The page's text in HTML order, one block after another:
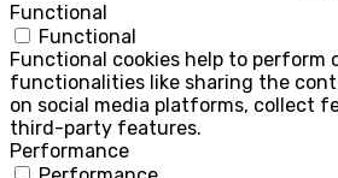
Functional
Functional
Functional cookies help to perform
functionalities like sharing the
on social media platforms, collect
third-party features.
Performance